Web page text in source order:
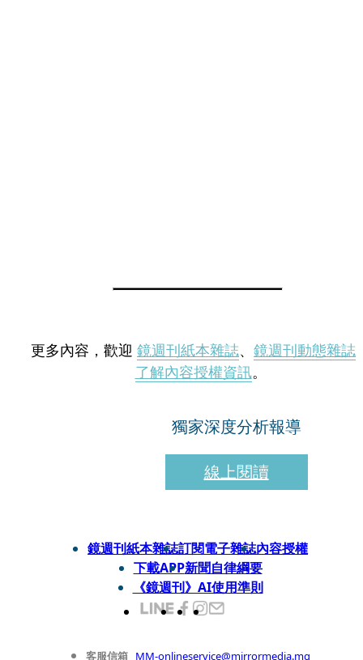
更多內容，歡迎 鏡週刊紙本雜誌、 鏡週刊動態雜誌
了解內容授權資訊。
獨家深度分析報導
線上閱讀
鏡週刊紙本雜誌訂閱電子雜誌內容授權
下載APP新聞自律綱要
《鏡週刊》AI使用準則
客服信箱 MM-onlineservice@mirrormedia.mg